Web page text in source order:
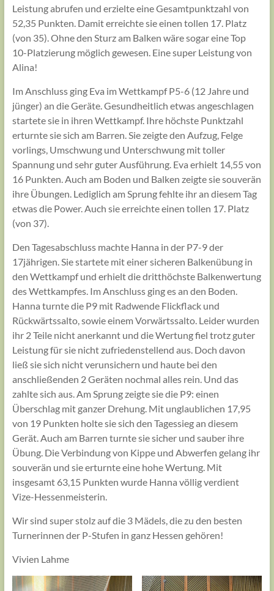
Leistung abrufen und erzielte eine Gesamtpunktzahl von
52,35 Punkten. Damit erreichte sie einen tollen 17. Platz
(von 35). Ohne den Sturz am Balken wäre sogar eine Top
10-Platzierung möglich gewesen. Eine super Leistung von
Alina!
Im Anschluss ging Eva im Wettkampf P5-6 (12 Jahre und
jünger) an die Geräte. Gesundheitlich etwas angeschlagen
startete sie in ihren Wettkampf. Ihre höchste Punktzahl
erturnte sie sich am Barren. Sie zeigte den Aufzug, Felge
vorlings, Umschwung und Unterschwung mit toller
Spannung und sehr guter Ausführung. Eva erhielt 14,55 von
16 Punkten. Auch am Boden und Balken zeigte sie souverän
ihre Übungen. Lediglich am Sprung fehlte ihr an diesem Tag
etwas die Power. Auch sie erreichte einen tollen 17. Platz
(von 37).
Den Tagesabschluss machte Hanna in der P7-9 der
17jährigen. Sie startete mit einer sicheren Balkenübung in
den Wettkampf und erhielt die dritthöchste Balkenwertung
des Wettkampfes. Im Anschluss ging es an den Boden.
Hanna turnte die P9 mit Radwende Flickflack und
Rückwärtssalto, sowie einem Vorwärtssalto. Leider wurden
ihr 2 Teile nicht anerkannt und die Wertung fiel trotz guter
Leistung für sie nicht zufriedenstellend aus. Doch davon
ließ sie sich nicht verunsichern und haute bei den
anschließenden 2 Geräten nochmal alles rein. Und das
zahlte sich aus. Am Sprung zeigte sie die P9: einen
Überschlag mit ganzer Drehung. Mit unglaublichen 17,95
von 19 Punkten holte sie sich den Tagessieg an diesem
Gerät. Auch am Barren turnte sie sicher und sauber ihre
Übung. Die Verbindung von Kippe und Abwerfen gelang ihr
souverän und sie erturnte eine hohe Wertung. Mit
insgesamt 63,15 Punkten wurde Hanna völlig verdient
Vize-Hessenmeisterin.
Wir sind super stolz auf die 3 Mädels, die zu den besten
Turnerinnen der P-Stufen in ganz Hessen gehören!
Vivien Lahme